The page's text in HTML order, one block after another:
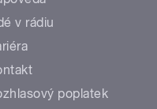
v rádiu
poplatek